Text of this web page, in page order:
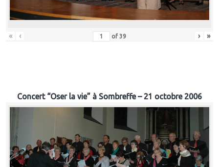
« ‹ of 39 › »
Concert “Oser la vie” à Sombreffe – 21 octobre 2006